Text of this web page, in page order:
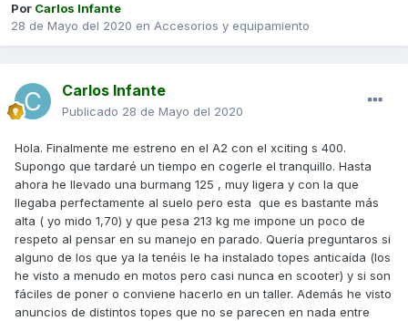
Por Carlos Infante
28 de Mayo del 2020 en Accesorios y equipamiento
Carlos Infante
Publicado 28 de Mayo del 2020
Hola. Finalmente me estreno en el A2 con el xciting s 400.
Supongo que tardaré un tiempo en cogerle el tranquillo. Hasta
ahora he llevado una burmang 125 , muy ligera y con la que
llegaba perfectamente al suelo pero esta que es bastante más
alta ( yo mido 1,70) y que pesa 213 kg me impone un poco de
respeto al pensar en su manejo en parado. Quería preguntaros si
alguno de los que ya la tenéis le ha instalado topes anticaída (los
he visto a menudo en motos pero casi nunca en scooter) y si son
fáciles de poner o conviene hacerlo en un taller. Además he visto
anuncios de distintos topes que no se parecen en nada entre